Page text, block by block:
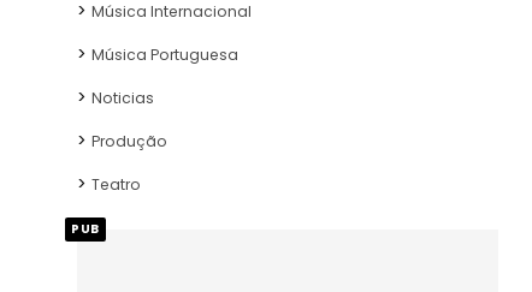
Música Internacional
Música Portuguesa
Noticias
Produção
Teatro
PUB